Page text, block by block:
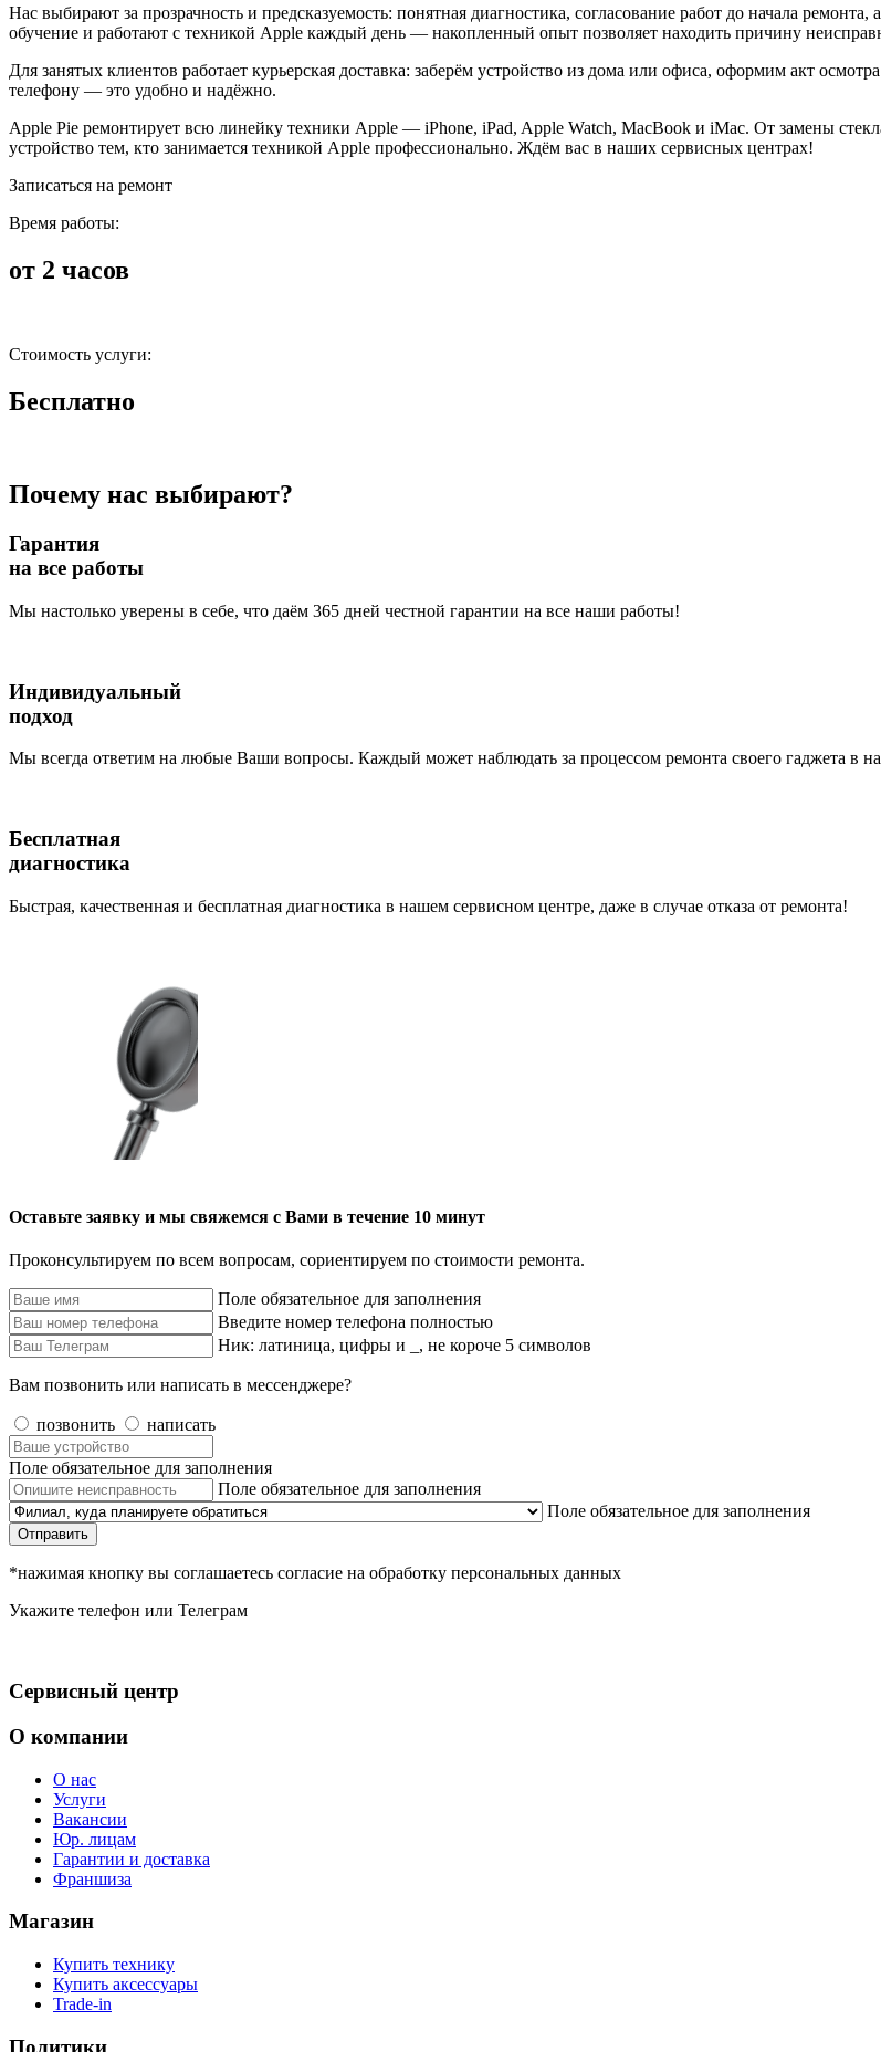
Нас выбирают за прозрачность и предсказуемость: понятная диагностика, согласование работ до начала
обучение и работают с техникой Apple каждый день — накопленный опыт позволяет находить причину
Для занятых клиентов работает курьерская доставка: заберём устройство из дома или офиса, оформим акт
телефону — это удобно и надёжно.
Apple Pie ремонтирует всю линейку техники Apple — iPhone, iPad, Apple Watch, MacBook и iMac. От замены
устройство тем, кто занимается техникой Apple профессионально. Ждём вас в наших сервисных центрах!
Записаться на ремонт
Время работы:
от 2 часов
Стоимость услуги:
Бесплатно
Почему нас выбирают?
Гарантия
на все работы
Мы настолько уверены в себе, что даём 365 дней честной гарантии на все наши работы!
Индивидуальный
подход
Мы всегда ответим на любые Ваши вопросы. Каждый может наблюдать за процессом ремонта своего гаджета в
Бесплатная
диагностика
Быстрая, качественная и бесплатная диагностика в нашем сервисном центре, даже в случае отказа от ремонта!
Оставьте заявку и мы свяжемся с Вами в течение 10 минут
Проконсультируем по всем вопросам, сориентируем по стоимости ремонта.
Поле обязательное для заполнения
Введите номер телефона полностью
Ник: латиница, цифры и _, не короче 5 символов
Вам позвонить или написать в мессенджере?
позвонить написать
Поле обязательное для заполнения
Поле обязательное для заполнения
Поле обязательное для заполнения
Отправить
*нажимая кнопку вы соглашаетесь согласие на обработку персональных данных
Укажите телефон или Телеграм
Сервисный центр
О компании
О нас
Услуги
Вакансии
Юр. лицам
Гарантии и доставка
Франшиза
Магазин
Купить технику
Купить аксессуары
Trade-in
Политики